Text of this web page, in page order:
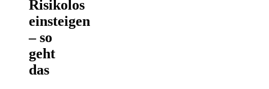
Risikolos
einsteigen
– so
geht
das